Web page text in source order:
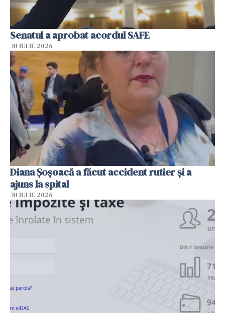
Senatul a aprobat acordul SAFE
30 IULIE 2026
Diana Șoșoacă a făcut accident rutier și a
ajuns la spital
30 IULIE 2026